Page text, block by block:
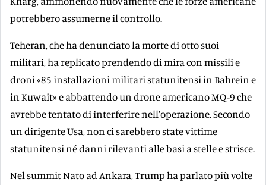
potrebbero assumerne il controllo.
Teheran, che ha denunciato la morte di otto suoi
militari, ha replicato prendendo di mira con missili e
droni «85 installazioni militari statunitensi in Bahrein e
in Kuwait» e abbattendo un drone americano MQ-9 che
avrebbe tentato di interferire nell'operazione. Secondo
un dirigente Usa, non ci sarebbero state vittime
statunitensi né danni rilevanti alle basi a stelle e strisce.
Nel summit Nato ad Ankara, Trump ha parlato più volte